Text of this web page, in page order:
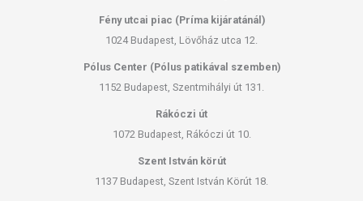
Az oldalunkon lévő adatokat folyamatosan frissítjük, törekszünk arra,
hogy naprakészek legyenek. Szeretnénk felhívni azonban a figyelmet,
termékfotókat, tápérték-, összetétel-, és allergén információkat is) csak
tájékoztató jellegűek, a tényleges értékek eltérhetnek az élelmiszerek
Fény utcai piac (Príma kijáratánál)
1024 Budapest, Lövőház utca 12.
Pólus Center (Pólus patikával szemben)
1152 Budapest, Szentmihályi út 131.
Rákóczi út
1072 Budapest, Rákóczi út 10.
Szent István körút
1137 Budapest, Szent István Körút 18.